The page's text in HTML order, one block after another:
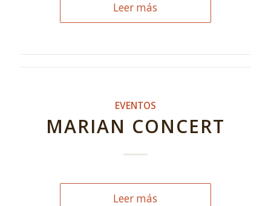
Leer más
EVENTOS
MARIAN CONCERT
Leer más